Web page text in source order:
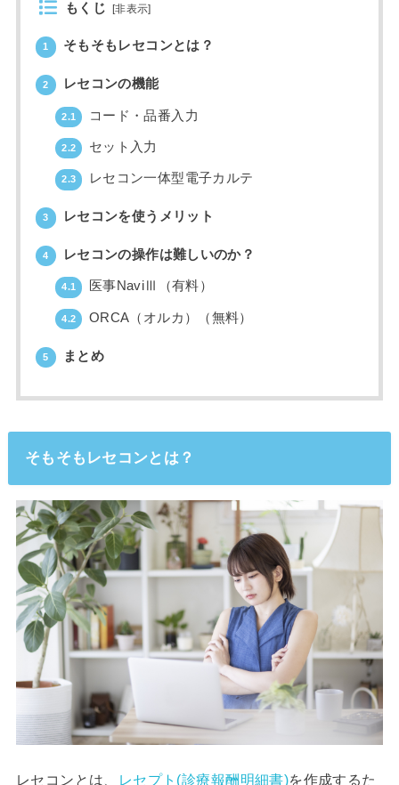
もくじ [非表示]
1 そもそもレセコンとは？
2 レセコンの機能
2.1 コード・品番入力
2.2 セット入力
2.3 レセコン一体型電子カルテ
3 レセコンを使うメリット
4 レセコンの操作は難しいのか？
4.1 医事NaviⅢ（有料）
4.2 ORCA（オルカ）（無料）
5 まとめ
そもそもレセコンとは？
レセコンとは、 レセプト(診療報酬明細書)を作成するた